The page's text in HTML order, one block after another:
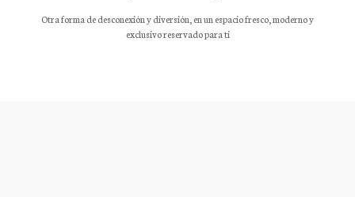
Otra forma de desconexión y diversión, en un espacio fresco, moderno y
exclusivo reservado para ti